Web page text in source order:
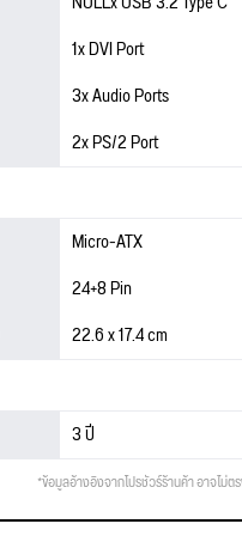
1x DVI Port
3x Audio Ports
2x PS/2 Port
Micro-ATX
24+8 Pin
22.6 x 17.4 cm
3 ปี
*ข้อมูลอ้างอิงจากโปรชัวร์ร้านค้า อาจไม่